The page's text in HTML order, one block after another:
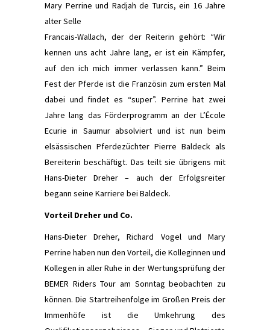
Mary Perrine und Radjah de Turcis, ein 16 Jahre
alter Selle
Francais-Wallach, der der Reiterin gehört: “Wir
kennen uns acht Jahre lang, er ist ein Kämpfer,
auf den ich mich immer verlassen kann.” Beim
Fest der Pferde ist die Französin zum ersten Mal
dabei und ﬁndet es “super”. Perrine hat zwei
Jahre lang das Förderprogramm an der L’École
Ecurie in Saumur absolviert und ist nun beim
elsässischen Pferdezüchter Pierre Baldeck als
Bereiterin beschäftigt. Das teilt sie übrigens mit
Hans-Dieter Dreher – auch der Erfolgsreiter
begann seine Karriere bei Baldeck.
Vorteil Dreher und Co.
Hans-Dieter Dreher, Richard Vogel und Mary
Perrine haben nun den Vorteil, die Kolleginnen und
Kollegen in aller Ruhe in der Wertungsprüfung der
BEMER Riders Tour am Sonntag beobachten zu
können. Die Startreihenfolge im Großen Preis der
Immenhöfe ist die Umkehrung des